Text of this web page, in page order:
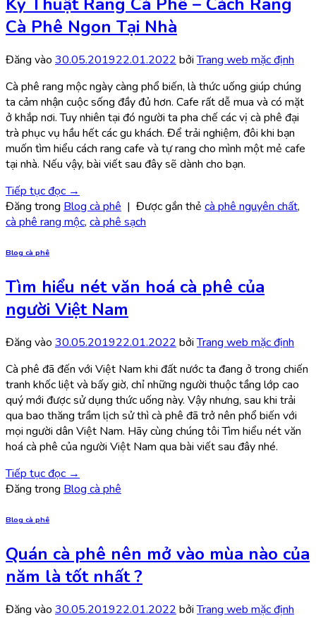
Cà Phê Ngon Tại Nhà
Đăng vào 30.05.201922.01.2022 bởiTrang web mặc định
Cà phê rang mộc ngày càng phổ biến, là thức uống giúp chúng
ta cảm nhận cuộc sống đầy đủ hơn. Cafe rất dễ mua và có mặt
ở khắp nơi. Tuy nhiên tại đó người ta pha chế các vị cà phê đại
trà phục vụ hầu hết các gu khách. Để trải nghiệm, đôi khi bạn
muốn tìm hiểu cách rang cafe và tự rang cho mình một mẻ cafe
tại nhà. Nếu vậy, bài viết sau đây sẽ dành cho bạn.
Tiếp tục đọc →
Đăng trong Blog cà phê | Được gắn thẻ cà phê nguyên chất,
cà phê rang mộc, cà phê sạch
Blog cà phê
Tìm hiểu nét văn hoá cà phê của
người Việt Nam
Đăng vào 30.05.201922.01.2022 bởiTrang web mặc định
Cà phê đã đến với Việt Nam khi đất nước ta đang ở trong chiến
tranh khốc liệt và bấy giờ, chỉ những người thuộc tầng lớp cao
quý mới được sử dụng thức uống này. Vậy nhưng, sau khi trải
qua bao thăng trầm lịch sử thì cà phê đã trở nên phổ biến với
mọi người dân Việt Nam. Hãy cùng chúng tôi Tìm hiểu nét văn
hoá cà phê của người Việt Nam qua bài viết sau đây nhé.
Tiếp tục đọc →
Đăng trong Blog cà phê
Blog cà phê
Quán cà phê nên mở vào mùa nào của
năm là tốt nhất ?
Đăng vào 30.05.201922.01.2022 bởiTrang web mặc định